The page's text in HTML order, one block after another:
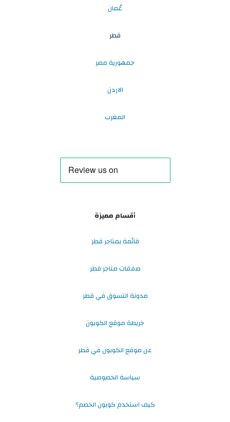
عُمان
قطر
جمهورية مصر
الاردن
المغرب
أقسام مميزة
قائمة بمتاجر قطر
صفقات متاجر قطر
مدونة التسوق في قطر
خريطة موقع الكوبون
عن موقع الكوبون في قطر
سياسة الخصوصية
كيف استخدم كوبون الخصم؟